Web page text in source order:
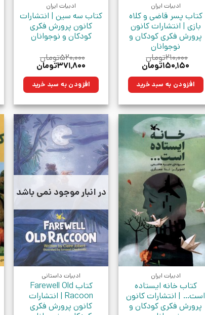
ادبیات ایران
کتاب پسر قاضی و کلاه
بازی | انتشارات کانون
پرورش فکری کودکان و
نوجوانان
۲۱۰,۰۰۰تومان
قیمت
۲۱۰,۰۰۰تومان
بود.
۱۵۰,۱۵۰تومانقیمت
۱۵۰,۱۵۰تومان.افزودن به سبد خرید
ادبیات ایران
کتاب سه سین | انتشارات
کانون پرورش فکری
کودکان و نوجوانان
۵۲۰,۰۰۰تومان
قیمت
۵۲۰,۰۰۰تومان
بود.
۳۷۱,۸۰۰تومانقیمت
۳۷۱,۸۰۰تومان.افزودن به سبد خرید
ادبیات ایران
کتاب خانه ایستاده
است… | انتشارات کانون
پرورش فکری کودکان و
در انبار موجود نمی باشد
ادبیات داستانی
کتاب Farewell Old
Racoon | انتشارات
کانون پرورش فکری